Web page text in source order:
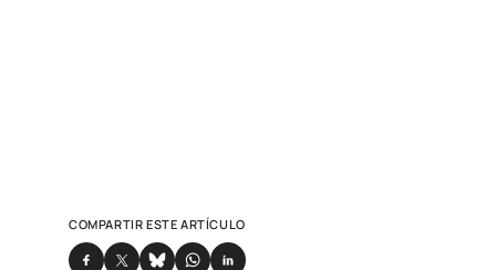
COMPARTIR ESTE ARTÍCULO